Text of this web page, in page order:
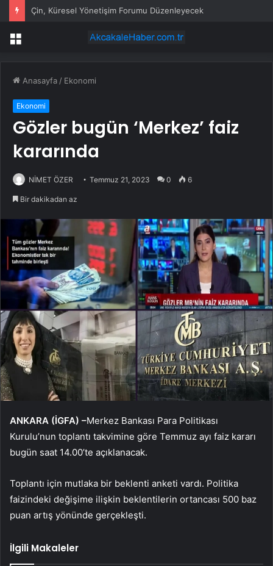
Çin, Küresel Yönetişim Forumu Düzenleyecek
Menü
Anasayfa / Ekonomi
Ekonomi
Gözler bugün ‘Merkez’ faiz
kararında
NİMET ÖZER Temmuz 21, 2023 0 6
Bir dakikadan az
ANKARA (İGFA) –Merkez Bankası Para Politikası
Kurulu’nun toplantı takvimine göre Temmuz ayı faiz kararı
bugün saat 14.00’te açıklanacak.
Toplantı için mutlaka bir beklenti anketi vardı. Politika
faizindeki değişime ilişkin beklentilerin ortancası 500 baz
puan artış yönünde gerçekleşti.
İlgili Makaleler